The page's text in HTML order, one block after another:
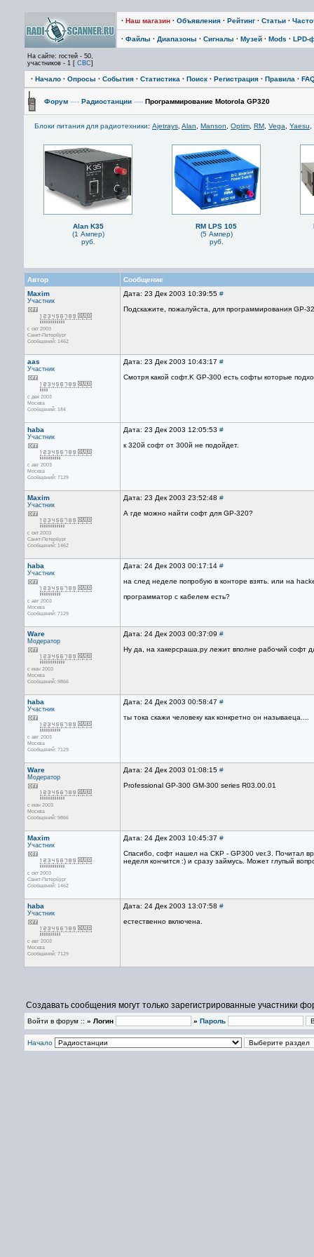
· Наш магазин · Объявления · Рейтинг · Статьи ·
· Файлы · Диапазоны · Сигналы · Музей · Mods · LPD-
На сайте: гостей - 50,
участников - 1 [ СВС]
· Начало · Опросы · События · Статистика · Поиск · Регистрация · Правила ·
Форум —› Радиостанции —› Программирование Motorola GP320
Блоки питания для радиотехники: Ajetrays Alan Manson Optim RM Vega Yaesu
Alan K35
(1 Ампер)
руб.
RM LPS 105
(5 Ампер)
руб.
Автор
Сообщение
Maxim
Участник
с окт 2003
Санкт-Петербург
Сообщений: 1462
Дата: 23 Дек 2003 10:39:55 #
Подскажите, пожалуйста, для программирования GP-
aas
Участник
с дек 2003
Москва
Сообщений: 184
Дата: 23 Дек 2003 10:43:17 #
Смотря какой софт.K GP-300 есть софты которые
haba
Участник
с авг 2003
Москва
Сообщений: 7129
Дата: 23 Дек 2003 12:05:53 #
к 320й софт от 300й не подойдет.
Maxim
Участник
с окт 2003
Санкт-Петербург
Сообщений: 1462
Дата: 23 Дек 2003 23:52:48 #
А где можно найти софт для GP-320?
haba
Участник
с авг 2003
Москва
Сообщений: 7129
Дата: 24 Дек 2003 00:17:14 #
на след неделе попробую в конторе взять. или на
программатор с кабелем есть?
Ware
Модератор
с июн 2003
Москва
Сообщений: 9866
Дата: 24 Дек 2003 00:37:09 #
Ну да, на хакерсраша.ру лежит вполне рабочий софт
haba
Участник
с авг 2003
Москва
Сообщений: 7129
Дата: 24 Дек 2003 00:58:47 #
ты тока скажи человеку как конкретно он называеца....
Ware
Модератор
с июн 2003
Москва
Сообщений: 9866
Дата: 24 Дек 2003 01:08:15 #
Professional GP-300 GM-300 series R03.00.01
Maxim
Участник
с окт 2003
Санкт-Петербург
Сообщений: 1462
Дата: 24 Дек 2003 10:45:37 #
Спасибо, софт нашел на СКР - GP300 ver.3. Почитал
неделя кончится :) и сразу займусь. Может глупый
haba
Участник
с авг 2003
Москва
Сообщений: 7129
Дата: 24 Дек 2003 13:07:58 #
естественно включена.
Создавать сообщения могут только зарегистрированные участники
Войти в форум :: » Логин » Пароль
Начало